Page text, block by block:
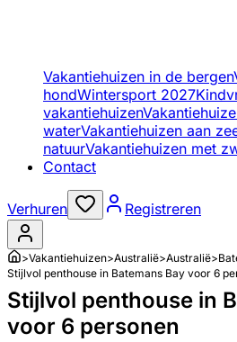
Vakantiehuizen in de bergen
hondWintersport 2027
vakantiehuizen
waterVakantiehuizen aan
natuurVakantiehuizen met
Contact
Verhuren Registreren
>Vakantiehuizen>Australië>Australië>
Stijlvol penthouse in Batemans Bay voor 6
Stijlvol penthouse in
voor 6 personen